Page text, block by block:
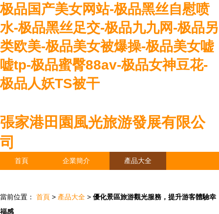
极品国产美女网站-极品黑丝自慰喷
水-极品黑丝足交-极品九九网-极品另
类欧美-极品美女被爆操-极品美女嘘
嘘tp-极品蜜臀88av-极品女神豆花-
极品人妖TS被干
張家港田園風光旅游發展有限公
司
首頁 企業簡介 產品大全
當前位置： 首頁 > 產品大全 > 優化景區旅游觀光服務，提升游客體驗幸
福感